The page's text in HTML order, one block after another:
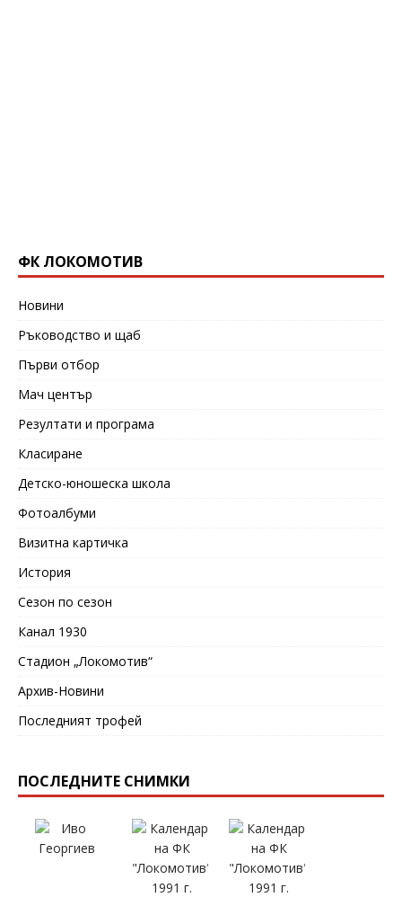
ФК ЛОКОМОТИВ
Новини
Ръководство и щаб
Първи отбор
Мач център
Резултати и програма
Класиране
Детско-юношеска школа
Фотоалбуми
Визитна картичка
История
Сезон по сезон
Канал 1930
Стадион „Локомотив“
Архив-Новини
Последният трофей
ПОСЛЕДНИТЕ СНИМКИ